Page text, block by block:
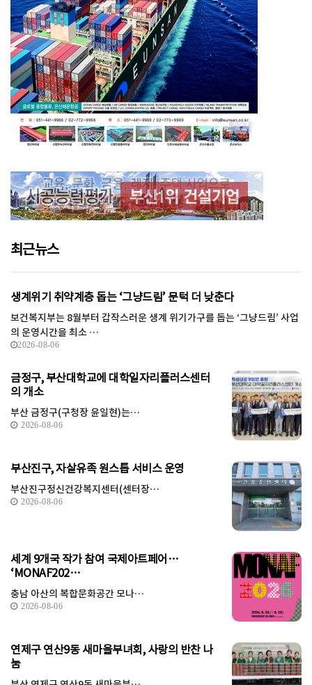
최근뉴스
생계위기 취약계층 돕는 ‘그냥드림’ 문턱 더 낮춘다
보건복지부는 8월부터 갑작스러운 생계 위기가구를 돕는 ‘그냥드림’ 사업
의 운영시간을 최소 …
2026-08-06
금정구, 부산대학교에 대학일자리플러스센터
의 개소
부산 금정구(구청장 윤일현)는…
2026-08-06
부산진구, 자살유족 원스톱 서비스 운영
부산진구정신건강복지센터(센터장…
2026-08-06
세계 9개국 작가 참여 국제아트페어…
‘MONAF202…
충남 아산의 복합문화공간 모나…
2026-08-06
연제구 연산9동 새마을부녀회, 사랑의 반찬 나
눔